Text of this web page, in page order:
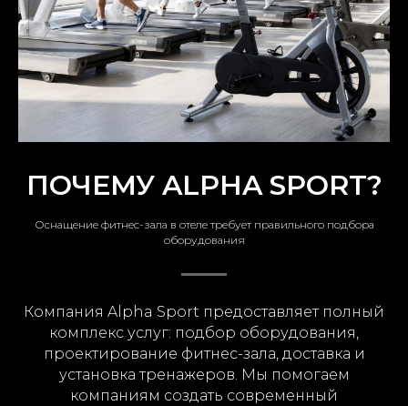
ПОЧЕМУ ALPHA SPORT?
Оснащение фитнес-зала в отеле требует правильного подбора
оборудования
Компания Alpha Sport предоставляет полный
комплекс услуг: подбор оборудования,
проектирование фитнес-зала, доставка и
установка тренажеров. Мы помогаем
компаниям создать современный